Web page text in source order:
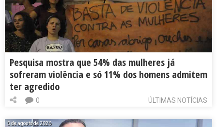
Pesquisa mostra que 54% das mulheres já
sofreram violência e só 11% dos homens admitem
ter agredido
ÚLTIMAS NOTÍCIAS
0
5 de agosto de 2026